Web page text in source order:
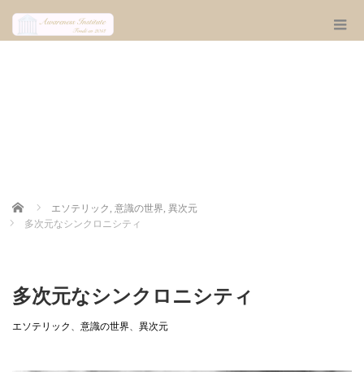
Home エソテリック , 意識の世界, 異次元
多次元なシンクロニシティ
多次元なシンクロニシティ
エソテリック 、 意識の世界、 異次元